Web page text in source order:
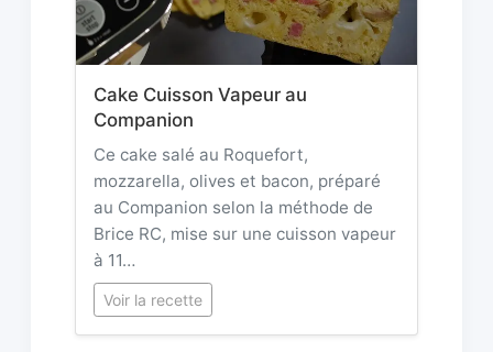
Cake Cuisson Vapeur au
Companion
Ce cake salé au Roquefort,
mozzarella, olives et bacon, préparé
au Companion selon la méthode de
Brice RC, mise sur une cuisson vapeur
à 11…
Voir la recette